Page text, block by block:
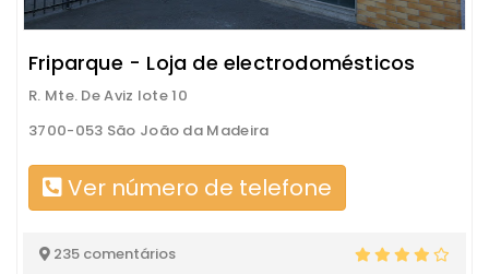
Friparque - Loja de electrodomésticos
R. Mte. De Aviz lote 10
3700-053 São João da Madeira
Ver número de telefone
235 comentários